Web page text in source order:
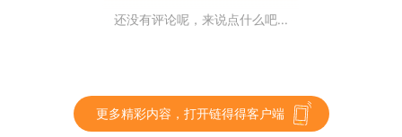
那么以虚拟房地产形式存在的个人财产可能就是我们在
你——最终用户——可以自己构建的东西。对于品牌
来说，这可能意味着比它们目前的数字业务更具互动性和
还没有评论呢，来说点什么吧...
更多精彩内容，打开链得得客户端